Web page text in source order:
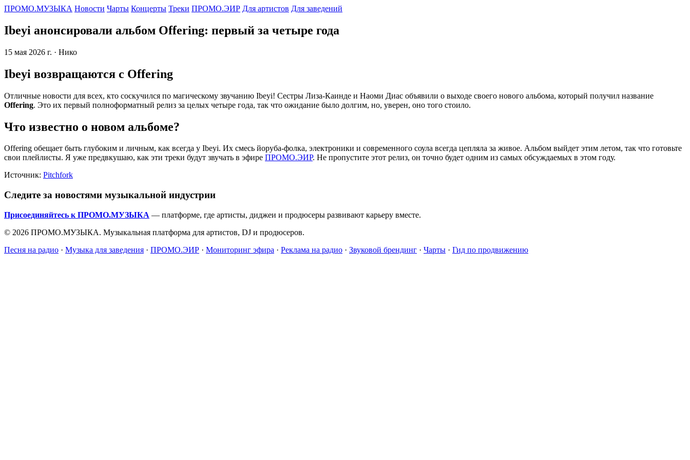
ПРОМО.МУЗЫКА Новости Чарты Концерты Треки ПРОМО.ЭИР Для артистов Для заведений
Ibeyi анонсировали альбом Offering: первый за четыре года
15 мая 2026 г. · Нико
Ibeyi возвращаются с Offering
Отличные новости для всех, кто соскучился по магическому звучанию Ibeyi! Сестры Лиза-Каинде и Наоми Диас объявили о выходе своего нового альбома, который получил название
Offering. Это их первый полноформатный релиз за целых четыре года, так что ожидание было долгим, но, уверен, оно того стоило.
Что известно о новом альбоме?
Offering обещает быть глубоким и личным, как всегда у Ibeyi. Их смесь йоруба-фолка, электроники и современного соула всегда цепляла за живое. Альбом выйдет этим летом, так что готовьте
свои плейлисты. Я уже предвкушаю, как эти треки будут звучать в эфире ПРОМО.ЭИР. Не пропустите этот релиз, он точно будет одним из самых обсуждаемых в этом году.
Источник: Pitchfork
Следите за новостями музыкальной индустрии
Присоединяйтесь к ПРОМО.МУЗЫКА — платформе, где артисты, диджеи и продюсеры развивают карьеру вместе.
© 2026 ПРОМО.МУЗЫКА. Музыкальная платформа для артистов, DJ и продюсеров.
Песня на радио · Музыка для заведения · ПРОМО.ЭИР · Мониторинг эфира · Реклама на радио · Звуковой брендинг · Чарты · Гид по продвижению